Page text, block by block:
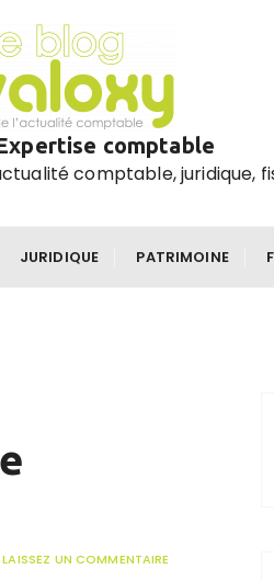
comptable
comptable, juridique,
JURIDIQUE PATRIMOINE
LAISSEZ UN COMMENTAIRE